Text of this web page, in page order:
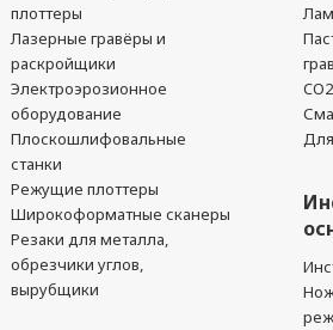
плоттеры
Лазерные гравёры и
раскройщики
Электроэрозионное
оборудование
Плоскошлифовальные
станки
Режущие плоттеры
Широкоформатные сканеры
Резаки для металла,
обрезчики углов,
вырубщики